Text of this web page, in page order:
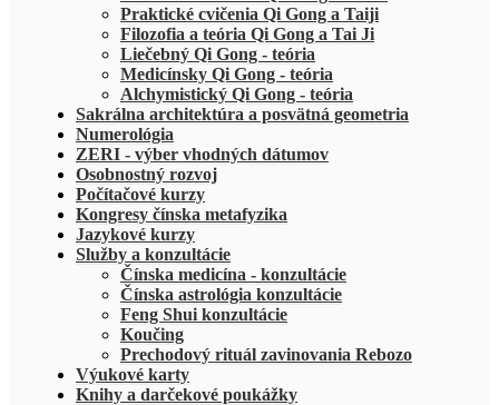
Praktické cvičenia Qi Gong a Taiji
Filozofia a teória Qi Gong a Tai Ji
Liečebný Qi Gong - teória
Medicínsky Qi Gong - teória
Alchymistický Qi Gong - teória
Sakrálna architektúra a posvätná geometria
Numerológia
ZERI - výber vhodných dátumov
Osobnostný rozvoj
Počítačové kurzy
Kongresy čínska metafyzika
Jazykové kurzy
Služby a konzultácie
Čínska medicína - konzultácie
Čínska astrológia konzultácie
Feng Shui konzultácie
Koučing
Prechodový rituál zavinovania Rebozo
Výukové karty
Knihy a darčekové poukážky